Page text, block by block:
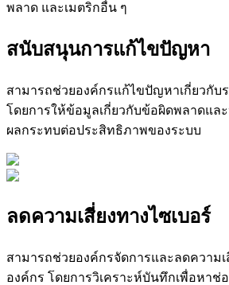
พลาด และเมตริกอื่น ๆ
สนับสนุนการแก้ไขปัญหา
สามารถช่วยองค์กรแก้ไขปัญหาเกี่ยวกับ
โดยการให้ข้อมูลเกี่ยวกับข้อผิดพลาดแล
ผลกระทบต่อประสิทธิภาพของระบบ
ลดความเสี่ยงทางไซเบอร์
สามารถช่วยองค์กรจัดการและลดความ
องค์กร โดยการวิเคราะห์บันทึกเพื่อหา